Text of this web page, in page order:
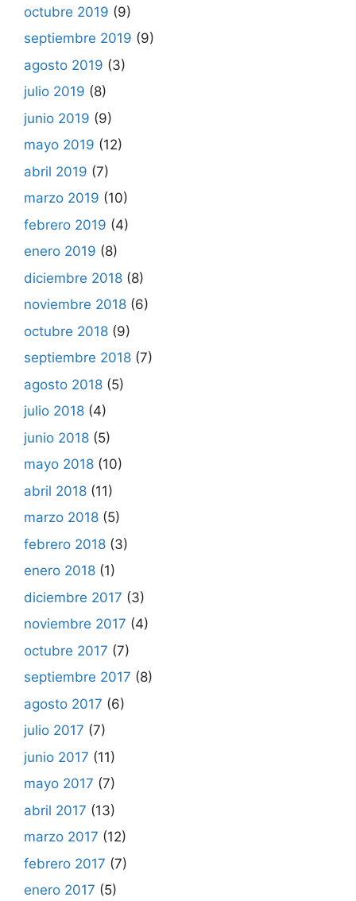
octubre 2019 (9)
septiembre 2019 (9)
agosto 2019 (3)
julio 2019 (8)
junio 2019 (9)
mayo 2019 (12)
abril 2019 (7)
marzo 2019 (10)
febrero 2019 (4)
enero 2019 (8)
diciembre 2018 (8)
noviembre 2018 (6)
octubre 2018 (9)
septiembre 2018 (7)
agosto 2018 (5)
julio 2018 (4)
junio 2018 (5)
mayo 2018 (10)
abril 2018 (11)
marzo 2018 (5)
febrero 2018 (3)
enero 2018 (1)
diciembre 2017 (3)
noviembre 2017 (4)
octubre 2017 (7)
septiembre 2017 (8)
agosto 2017 (6)
julio 2017 (7)
junio 2017 (11)
mayo 2017 (7)
abril 2017 (13)
marzo 2017 (12)
febrero 2017 (7)
enero 2017 (5)